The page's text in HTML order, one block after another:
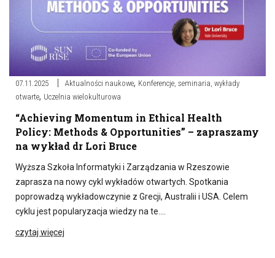
07.11.2025 Aktualności naukowe, Konferencje, seminaria, wykłady
otwarte, Uczelnia wielokulturowa
“Achieving Momentum in Ethical Health
Policy: Methods & Opportunities” – zapraszamy
na wykład dr Lori Bruce
Wyższa Szkoła Informatyki i Zarządzania w Rzeszowie
zaprasza na nowy cykl wykładów otwartych. Spotkania
poprowadzą wykładowczynie z Grecji, Australii i USA. Celem
cyklu jest popularyzacja wiedzy na te….
czytaj więcej